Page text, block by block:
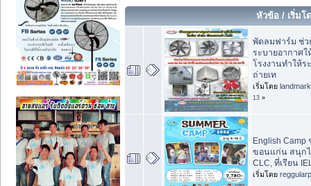
หัวข้อ / เริ่มโ
พัดลมฟาร์ม ช่ว
ระบายอากาศ
โรงงานทำให้ร
ถ่ายเท
เริ่มโดย
13 »
English Camp
ขอนแก่น สนุกไ
CLC, ที่เรียน
เริ่มโดย